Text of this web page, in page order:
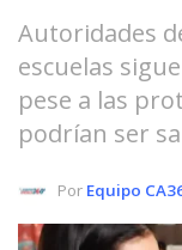
Autoridades
escuelas
pese a las
podrían ser
Por Equipo